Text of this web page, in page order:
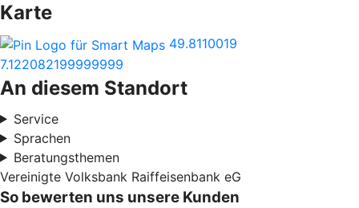
Karte
49.8110019
7.122082199999999
An diesem Standort
Service
Sprachen
Beratungsthemen
Vereinigte Volksbank Raiffeisenbank eG
So bewerten uns unsere Kunden